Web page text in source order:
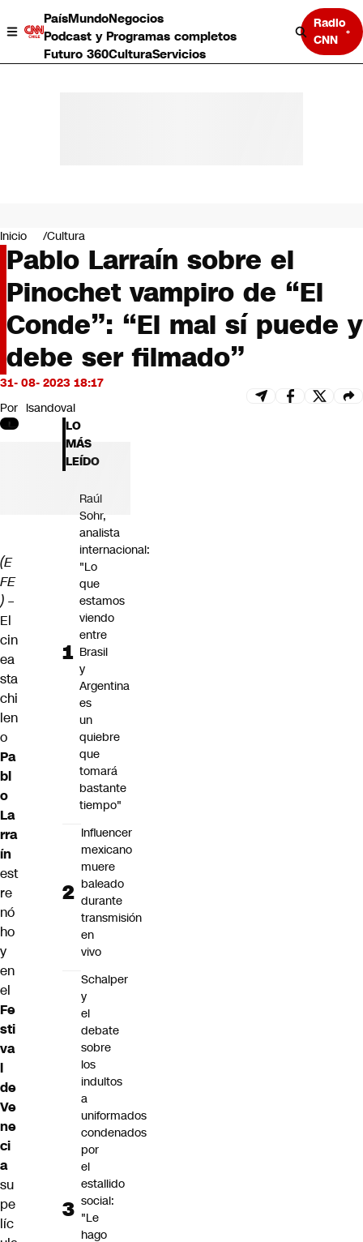
PaísMundoNegocios
Podcast y Programas completos
Futuro 360CulturaServicios
Radio
CNN
Negocios
Deportes
Programas completos
Cultura
Servicios
Bits
CNN tiempo
Futuro 360
Inicio Cultura
Pablo Larraín sobre el
Pinochet vampiro de “El
Conde”: “El mal sí puede y
debe ser filmado”
31- 08- 2023 18:17
Por lsandoval
(E
FE
) –
El
cin
ea
sta
chi
len
o
Pa
bl
o
La
rra
ín
est
re
nó
ho
y
en
el
Fe
sti
va
l
de
Ve
ne
ci
a
su
pe
líc
LO
MÁS
LEÍDO
Raúl
Sohr,
analista
internacional:
"Lo
que
estamos
viendo
entre
Brasil
y
Argentina
es
un
quiebre
que
tomará
bastante
tiempo"
Influencer
mexicano
muere
baleado
durante
transmisión
en
vivo
Schalper
y
el
debate
sobre
los
indultos
a
uniformados
condenados
por
el
estallido
social:
"Le
hago